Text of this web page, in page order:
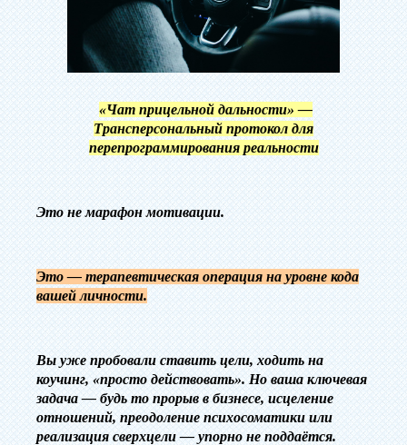
«Чат прицельной дальности» —
Трансперсональный протокол для
перепрограммирования реальности
‎Это не марафон мотивации.
Это — терапевтическая операция на уровне кода
вашей личности.
‎Вы уже пробовали ставить цели, ходить на
коучинг, «просто действовать». Но ваша ключевая
задача — будь то прорыв в бизнесе, исцеление
отношений, преодоление психосоматики или
реализация сверхцели — упорно не поддаётся.